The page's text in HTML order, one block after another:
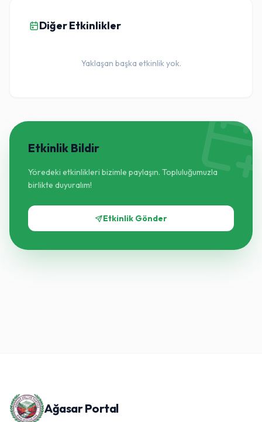
Diğer Etkinlikler
Yaklaşan başka etkinlik yok.
Etkinlik Bildir
Yöredeki etkinlikleri bizimle paylaşın. Topluluğumuzla
birlikte duyuralım!
Etkinlik Gönder
Ağasar Portal